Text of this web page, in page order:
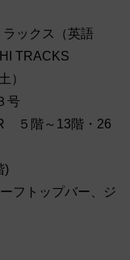
ックス（英語
TRACKS
）
号
５階～13階・26
)
フトップバー、ジ